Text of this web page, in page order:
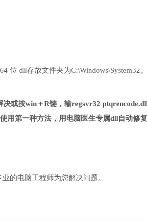
位 dll存放文件夹为C:\Windows\System32。
或按win＋R键，输regsvr32 ptqrencode.dll
用第一种方法，用电脑医生专属dll自动修
的电脑工程师为您解决问题。